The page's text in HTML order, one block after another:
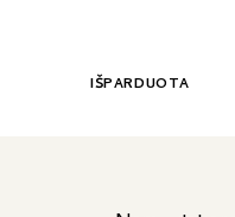
IŠPARDUOTA